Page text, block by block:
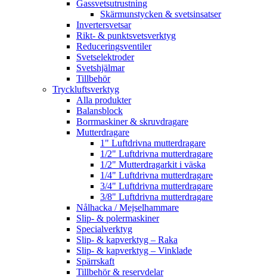
Gassvetsutrustning
Skärmunstycken & svetsinsatser
Invertersvetsar
Rikt- & punktsvetsverktyg
Reduceringsventiler
Svetselektroder
Svetshjälmar
Tillbehör
Tryckluftsverktyg
Alla produkter
Balansblock
Borrmaskiner & skruvdragare
Mutterdragare
1" Luftdrivna mutterdragare
1/2" Luftdrivna mutterdragare
1/2" Mutterdragarkit i väska
1/4" Luftdrivna mutterdragare
3/4" Luftdrivna mutterdragare
3/8" Luftdrivna mutterdragare
Nålhacka / Mejselhammare
Slip- & polermaskiner
Specialverktyg
Slip- & kapverktyg – Raka
Slip- & kapverktyg – Vinklade
Spärrskaft
Tillbehör & reservdelar